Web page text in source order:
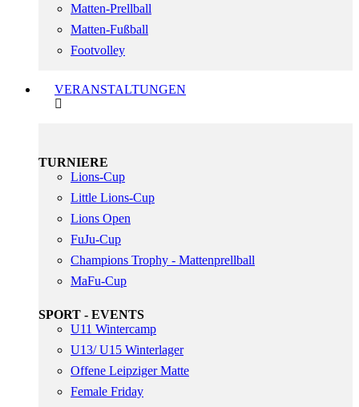
Matten-Prellball
Matten-Fußball
Footvolley
VERANSTALTUNGEN
TURNIERE
Lions-Cup
Little Lions-Cup
Lions Open
FuJu-Cup
Champions Trophy - Mattenprellball
MaFu-Cup
SPORT - EVENTS
U11 Wintercamp
U13/ U15 Winterlager
Offene Leipziger Matte
Female Friday